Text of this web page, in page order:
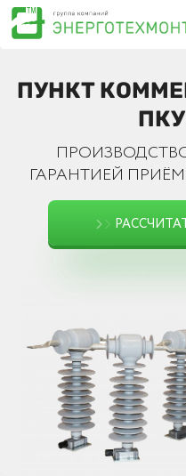
ПУНКТ
ГАРАНТИЕЙ